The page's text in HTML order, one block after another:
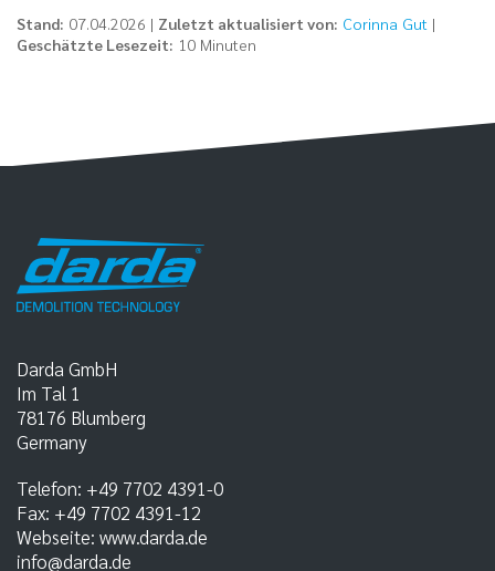
Stand: 07.04.2026 | Zuletzt aktualisiert von: Corinna Gut |
Geschätzte Lesezeit: 10 Minuten
Darda GmbH
Im Tal 1
78176 Blumberg
Germany
Telefon: +49 7702 4391-0
Fax: +49 7702 4391-12
Webseite: www.darda.de
info@darda.de